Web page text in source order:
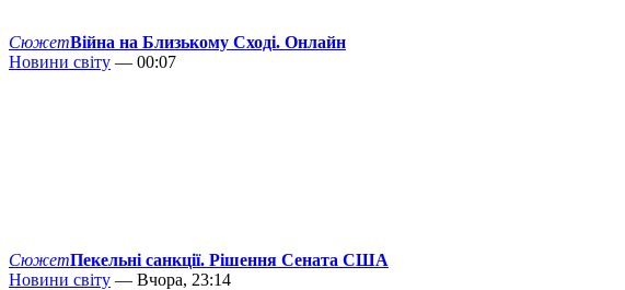
СюжетВійна на Близькому Сході. Онлайн
Новини світу — 00:07
СюжетПекельні санкції. Рішення Сената США
Новини світу — Вчора, 23:14